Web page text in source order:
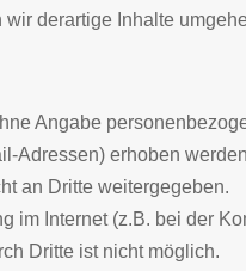
derartige Inhalte
Angabe
Adressen) erhoben
an Dritte weitergegeben.
im Internet (z.B. bei der
Dritte ist nicht möglich.